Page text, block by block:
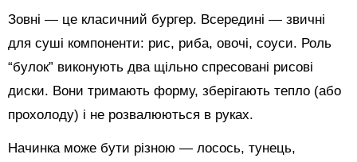
Зовні — це класичний бургер. Всередині — звичні
для суші компоненти: рис, риба, овочі, соуси. Роль
“булок” виконують два щільно спресовані рисові
диски. Вони тримають форму, зберігають тепло (або
прохолоду) і не розвалюються в руках.
Начинка може бути різною — лосось, тунець,